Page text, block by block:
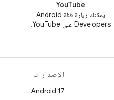
YouTube
يمكنك زيارة قناة Android
Developers على YouTube.
الإصدارات
Android 17